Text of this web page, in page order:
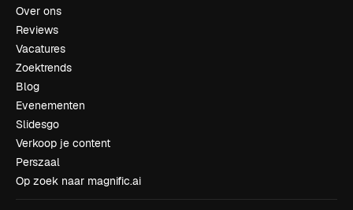
Over ons
Reviews
Vacatures
Zoektrends
Blog
Evenementen
Slidesgo
Verkoop je content
Perszaal
Op zoek naar magnific.ai